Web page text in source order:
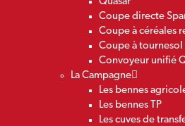
Coupe directe
Coupe à céréales
Coupe à
Convoyeur unifié
La Campagne
Les bennes
Les bennes TP
Les cuves de